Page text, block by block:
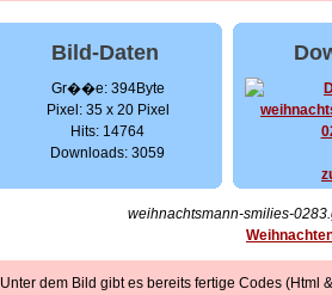
Bild-Daten
Gr��e: 394Byte
Pixel: 35 x 20 Pixel
Hits: 14764
Downloads: 3059
weihnachtsmann-smilies-
Unter dem Bild gibt es bereits fertige Codes